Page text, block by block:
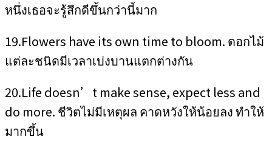
หนึ่งเธอจะรู้สึกดีขึ้นกว่านี้มาก
19.Flowers have its own time to bloom. ดอกไม้
แต่ละชนิดมีเวลาเบ่งบานแตกต่างกัน
20.Life doesn’t make sense, expect less and
do more. ชีวิตไม่มีเหตุผล คาดหวังให้น้อยลง ทำให้
มากขึ้น